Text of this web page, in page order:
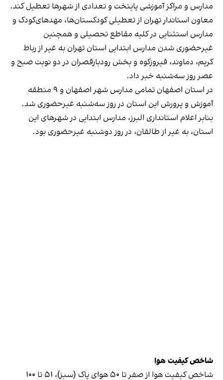
مدارس و مراکز آموزشی پایتخت و تعدادی از شهرها تعطیل کند.
معاون استاندار تهران از تعطيلی کودکستان‌ها، مهدهای‌كودک و
مدارس استثنايی در كليه مقاطع تحصيلی و همچنين
غیرحضوری شدن مدارس ابتدایی استان تهران به غير از رباط
كريم، دماوند، فیروزکوه و بخش رودبارقصران در دو نوبت صبح و
عصر روز سه‌شنبه خبر داد.
در استان اصفهان تمامی مدارس شهر اصفهان و ۹ منطقه
آموزش و پرورش این استان در روز سه‌شنبه غیرحضوری شد.
بنابر اعلام استانداری البرز، مدارس ابتدایی در شهرهای این
استان، به غیر از طالقان، در روز دوشنبه غیرحضوری بود.
شاخص کیفیت هوا
شاخص کیفیت هوا از صفر تا ۵۰ هوای پاک (سبز)، ۵۱ تا ۱۰۰